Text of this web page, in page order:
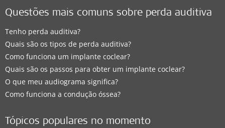
Questões mais comuns sobre perda auditiva
Tenho perda auditiva?
Quais são os tipos de perda auditiva?
Como funciona um implante coclear?
Quais são os passos para obter um implante coclear?
O que meu audiograma significa?
Como funciona a condução óssea?
Tópicos populares no momento